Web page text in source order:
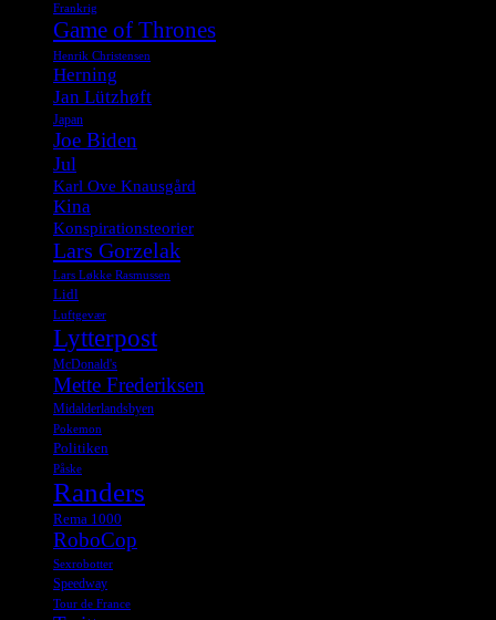
Frankrig
Game of Thrones
Henrik Christensen
Herning
Jan Lützhøft
Japan
Joe Biden
Jul
Karl Ove Knausgård
Kina
Konspirationsteorier
Lars Gorzelak
Lars Løkke Rasmussen
Lidl
Luftgevær
Lytterpost
McDonald's
Mette Frederiksen
Midalderlandsbyen
Pokemon
Politiken
Påske
Randers
Rema 1000
RoboCop
Sexrobotter
Speedway
Tour de France